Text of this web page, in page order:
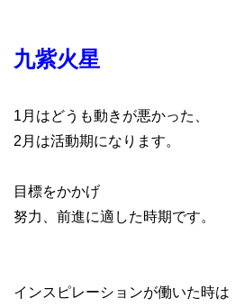
九紫火星
1月はどうも動きが悪かった、
2月は活動期になります。
目標をかかげ
努力、前進に適した時期です。
インスピレーションが働いた時は